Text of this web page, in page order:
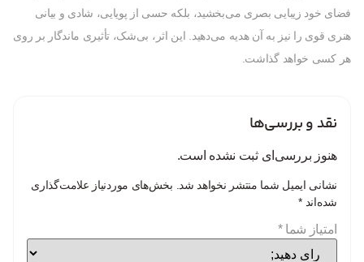
فضای خود زیبایی بصری می‌بخشید، بلکه حسی از پویایی، شادی و بیانی
هنری قوی را نیز به آن هدیه می‌دهید. این اثر، بی‌شک، تأثیری ماندگار بر روی
هر کسی خواهد گذاشت.
نقد و بررسی‌ها
هنوز بررسی‌ای ثبت نشده است.
نشانی ایمیل شما منتشر نخواهد شد. بخش‌های موردنیاز علامت‌گذاری
شده‌اند *
امتیاز شما*